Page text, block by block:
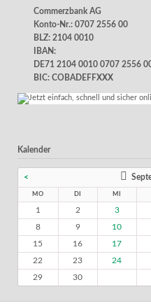
Commerzbank AG
Konto-Nr.: 0707 2556 00
BLZ: 2104 0010
IBAN:
DE71 2104 0010 0707 2556
BIC: COBADEFFXXX
Kalender
<
MO DI MI
1 2 3
8
9 10
15
16 17
22
23 24
29
30